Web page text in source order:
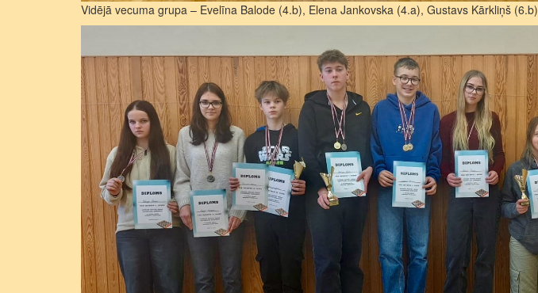
Vidējā vecuma grupa – Evelīna Balode (4.b), Elena Jankovska (4.a), Gustavs Kārkliņš (6.b)